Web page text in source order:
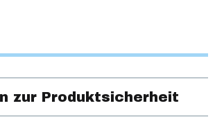
zur Produktsicherheit